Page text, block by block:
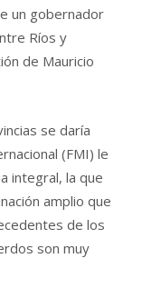
un gobernador
Ríos y
de Mauricio
se daría
(FMI) le
integral, la que
amplio que
de los
son muy